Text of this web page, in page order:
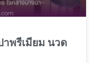
าพรีเมียม นวด